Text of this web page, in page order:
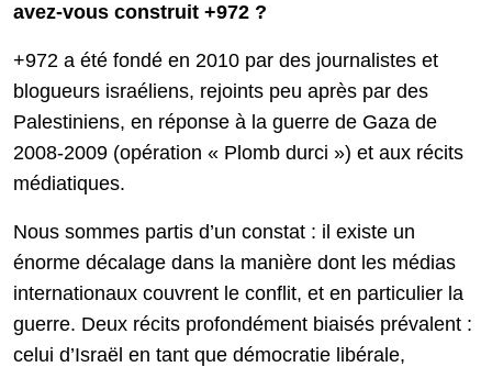
avez-vous construit +972 ?
+972 a été fondé en 2010 par des journalistes et
blogueurs israéliens, rejoints peu après par des
Palestiniens, en réponse à la guerre de Gaza de
2008-2009 (opération « Plomb durci ») et aux récits
médiatiques.
Nous sommes partis d’un constat : il existe un
énorme décalage dans la manière dont les médias
internationaux couvrent le conflit, et en particulier la
guerre. Deux récits profondément biaisés prévalent :
celui d’Israël en tant que démocratie libérale,